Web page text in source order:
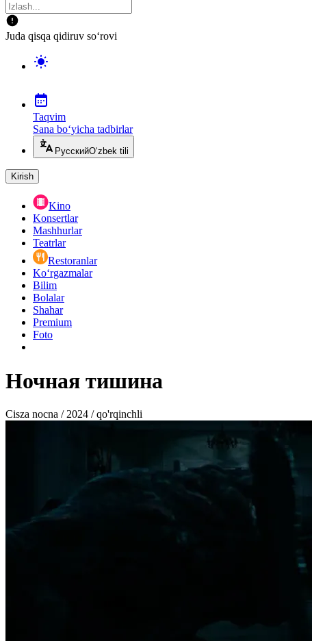
Juda qisqa qidiruv so‘rovi
Taqvim
Sana bo‘yicha tadbirlar
РусскийO‘zbek tili
Kirish
Kino
Konsertlar
Mashhurlar
Teatrlar
Restoranlar
Ko‘rgazmalar
Bilim
Bolalar
Shahar
Premium
Foto
Ночная тишина
Cisza nocna / 2024 / qo'rqinchli